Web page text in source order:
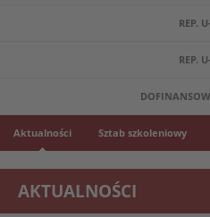
REP.
REP.
Aktualności Sztab szkoleniowy
AKTUALNOŚCI